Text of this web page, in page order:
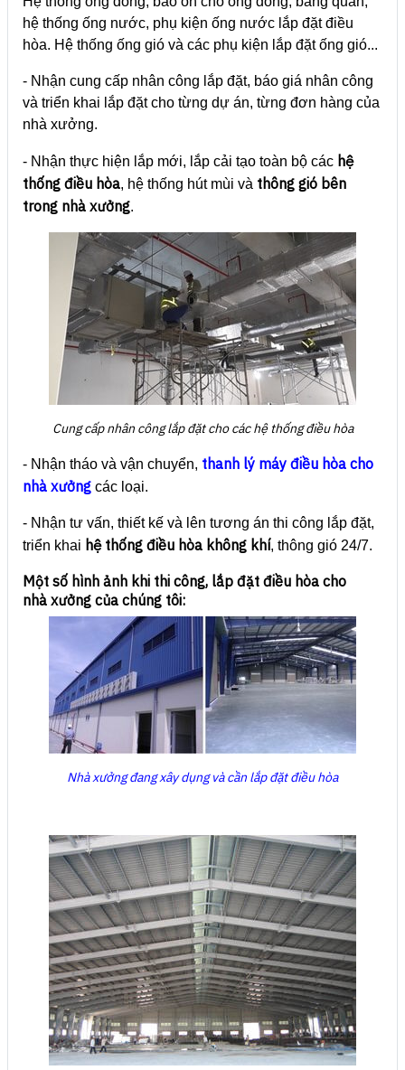
hệ thống ống nước, phụ kiện ống nước lắp đặt điều
hòa. Hệ thống ống gió và các phụ kiện lắp đặt ống gió...
- Nhận cung cấp nhân công lắp đặt, báo giá nhân công
và triển khai lắp đặt cho từng dự án, từng đơn hàng của
nhà xưởng.
- Nhận thực hiện lắp mới, lắp cải tạo toàn bộ các hệ
thống điều hòa, hệ thống hút mùi và thông gió bên
trong nhà xưởng.
Cung cấp nhân công lắp đặt cho các hệ thống điều hòa
- Nhận tháo và vận chuyển, thanh lý máy điều hòa cho
nhà xưởng các loại.
- Nhận tư vấn, thiết kế và lên tương án thi công lắp đặt,
triển khai hệ thống điều hòa không khí, thông gió 24/7.
Một số hình ảnh khi thi công, lắp đặt điều hòa cho
nhà xưởng của chúng tôi:
Nhà xưởng đang xây dụng và cần lắp đặt điều hòa